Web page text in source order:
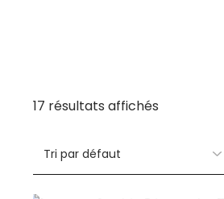
17 résultats affichés